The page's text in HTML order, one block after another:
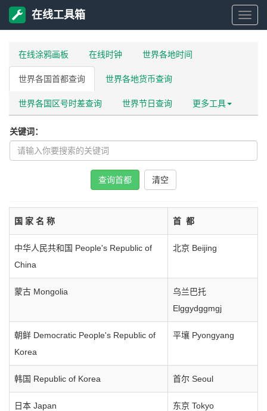
在
具
箱
在线工具箱
在线涂鸦画板 在线时钟 世界各地时间
世界各国首都查询 世界各地货币查询
世界各国区号时差查询 世界节日查询 更多工具
关键词：
查询首都
国 家 名 称 首 都
中华人民共和国 People's Republic of
China
北京 Beijing
蒙古 Mongolia
乌兰巴托
Elggydggmgj
朝鲜 Democratic People's Republic of
Korea
平壤 Pyongyang
韩国 Republic of Korea 首尔 Seoul
日本 Japan 东京 Tokyo